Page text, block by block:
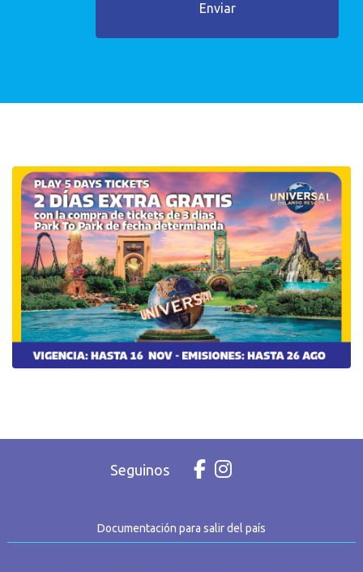
Enviar
Seguinos
Documentación para salir del país